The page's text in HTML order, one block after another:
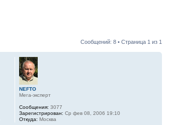
Сообщений: 8 • Страница 1 из 1
NEFTO
Мега-эксперт
Сообщения: 3077
Зарегистрирован: Ср фев 08, 2006 19:10
Откуда: Москва